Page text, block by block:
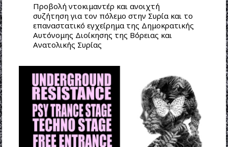
Προβολή ντοκιμαντέρ και ανοιχτή
συζήτηση για τον πόλεμο στην Συρία και το
επαναστατικό εγχείρημα της Δημοκρατικής
Αυτόνομης Διοίκησης της Βόρειας και
Ανατολικής Συρίας